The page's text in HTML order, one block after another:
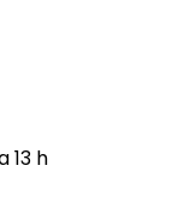
13 h